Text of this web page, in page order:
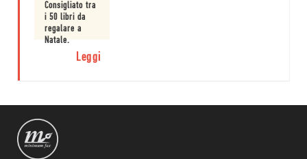
Consigliato tra
i 50 libri da
regalare a
Natale.
Leggi